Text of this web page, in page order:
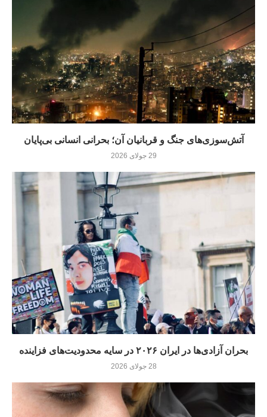
آتش‌سوزی‌های جنگ و قربانیان آن؛ بحرانی انسانی بی‌پایان
29 جولای 2026
بحران آزادی‌ها در ایران ۲۰۲۶ در سایه محدودیت‌های فزاینده
28 جولای 2026